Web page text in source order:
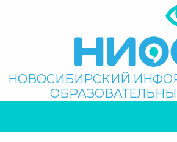
Поиск
НОВОСИБИРСКИЙ
НАВИГАЦИЯ